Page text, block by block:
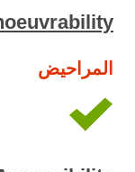
المراحيض